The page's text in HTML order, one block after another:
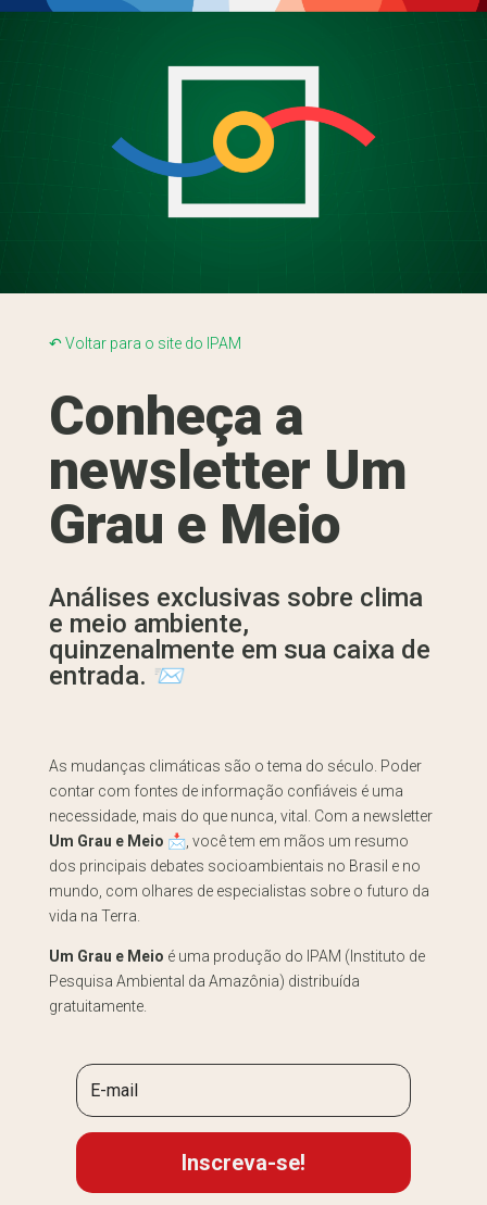
↶ Voltar para o site do IPAM
Conheça a
newsletter Um
Grau e Meio
Análises exclusivas sobre clima
e meio ambiente,
quinzenalmente em sua caixa de
entrada. 📨
As mudanças climáticas são o tema do século. Poder
contar com fontes de informação confiáveis é uma
necessidade, mais do que nunca, vital. Com a newsletter
Um Grau e Meio 📩, você tem em mãos um resumo
dos principais debates socioambientais no Brasil e no
mundo, com olhares de especialistas sobre o futuro da
vida na Terra.
Um Grau e Meio é uma produção do IPAM (Instituto de
Pesquisa Ambiental da Amazônia) distribuída
gratuitamente.
Inscreva-se!